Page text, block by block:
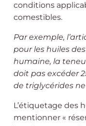
conditions
comestibles.
Par exemple,
pour les huiles
humaine, la
doit pas excéder
de triglycérides ne
L’étiquetage des
mentionner «